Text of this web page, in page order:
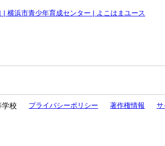
| 横浜市青少年育成センター | よこはまユース
学校 プライバシーポリシー 著作権情報 サ